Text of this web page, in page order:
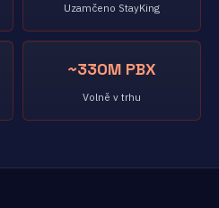
Uzamčeno StayKing
~330M PBX
Volně v trhu